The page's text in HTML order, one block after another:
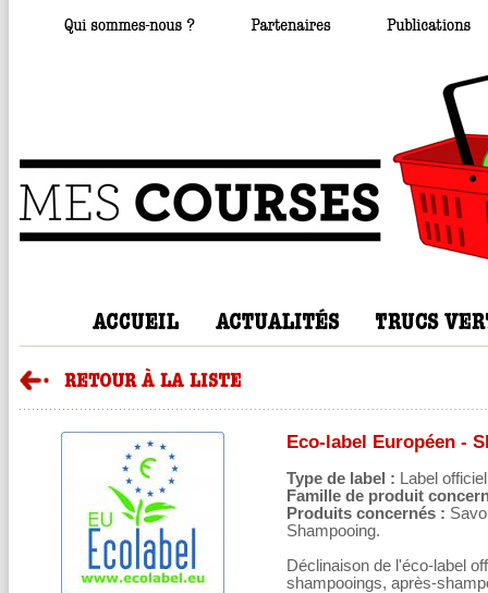
Eco-label Européen -
Type de label : Label officiel
Famille de produit
Produits concernés :
Shampooing.
Déclinaison de l'éco-label
shampooings, après-